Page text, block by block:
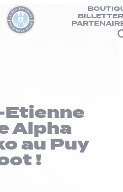
Alpha
au Puy
!
cookies